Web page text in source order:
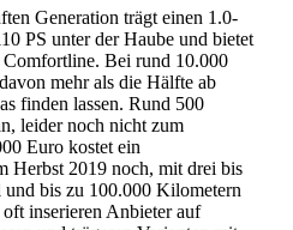
Generation trägt einen 1.0-
PS unter der Haube und bietet
Comfortline. Bei rund 10.000
mehr als die Hälfte ab
finden lassen. Rund 500
leider noch nicht zum
Euro kostet ein
Herbst 2019 noch, mit drei bis
bis zu 100.000 Kilometern
inserieren Anbieter auf